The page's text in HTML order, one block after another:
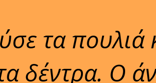
τα πουλιά
δέντρα. Ο